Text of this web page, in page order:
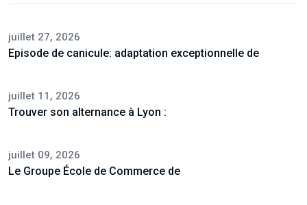
juillet 27, 2026
Episode de canicule: adaptation exceptionnelle de
juillet 11, 2026
Trouver son alternance à Lyon :
juillet 09, 2026
Le Groupe École de Commerce de